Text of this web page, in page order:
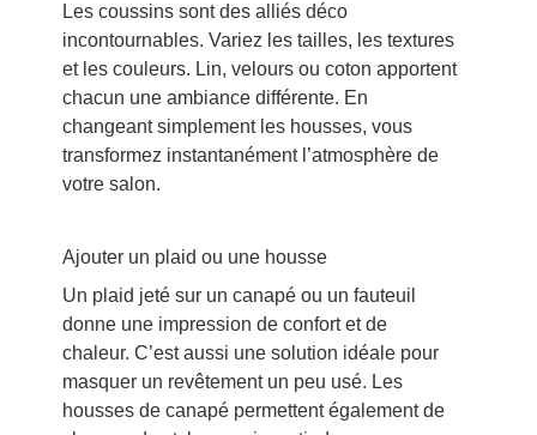
Les coussins sont des alliés déco
incontournables. Variez les tailles, les textures
et les couleurs. Lin, velours ou coton apportent
chacun une ambiance différente. En
changeant simplement les housses, vous
transformez instantanément l’atmosphère de
votre salon.
Ajouter un plaid ou une housse
Un plaid jeté sur un canapé ou un fauteuil
donne une impression de confort et de
chaleur. C’est aussi une solution idéale pour
masquer un revêtement un peu usé. Les
housses de canapé permettent également de